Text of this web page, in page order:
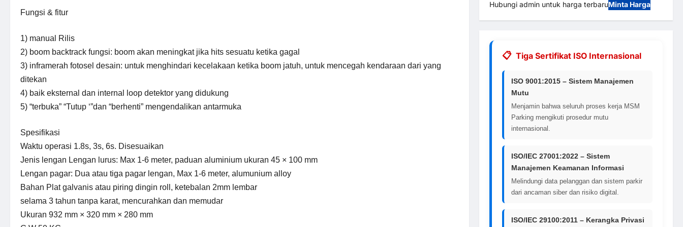
Fungsi & fitur
1) manual Rilis
2) boom backtrack fungsi: boom akan meningkat jika hits sesuatu ketika gagal
3) inframerah fotosel desain: untuk menghindari kecelakaan ketika boom jatuh, untuk mencegah kendaraan dari yang
ditekan
4) baik eksternal dan internal loop detektor yang didukung
5) “terbuka” “Tutup ‘”dan “berhenti” mengendalikan antarmuka
Spesifikasi
Waktu operasi 1.8s, 3s, 6s. Disesuaikan
Jenis lengan Lengan lurus: Max 1-6 meter, paduan aluminium ukuran 45 × 100 mm
Lengan pagar: Dua atau tiga pagar lengan, Max 1-6 meter, alumunium alloy
Bahan Plat galvanis atau piring dingin roll, ketebalan 2mm lembar
selama 3 tahun tanpa karat, mencurahkan dan memudar
Ukuran 932 mm × 320 mm × 280 mm
Hubungi admin untuk harga terbaruMinta Harga
Tiga Sertifikat ISO Internasional
ISO 9001:2015 – Sistem Manajemen
Mutu
Menjamin bahwa seluruh proses kerja MSM
Parking mengikuti prosedur mutu
internasional.
ISO/IEC 27001:2022 – Sistem
Manajemen Keamanan Informasi
Melindungi data pelanggan dan sistem parkir
dari ancaman siber dan risiko digital.
ISO/IEC 29100:2011 – Kerangka Privasi